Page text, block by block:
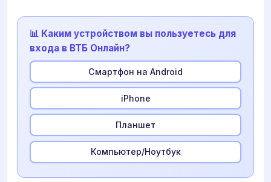
📊 Каким устройством вы пользуетесь для
входа в ВТБ Онлайн?
Смартфон на Android
iPhone
Планшет
Компьютер/Ноутбук